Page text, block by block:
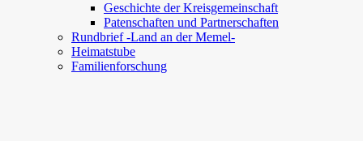
Geschichte der Kreisgemeinschaft
Patenschaften und Partnerschaften
Rundbrief -Land an der Memel-
Heimatstube
Familienforschung